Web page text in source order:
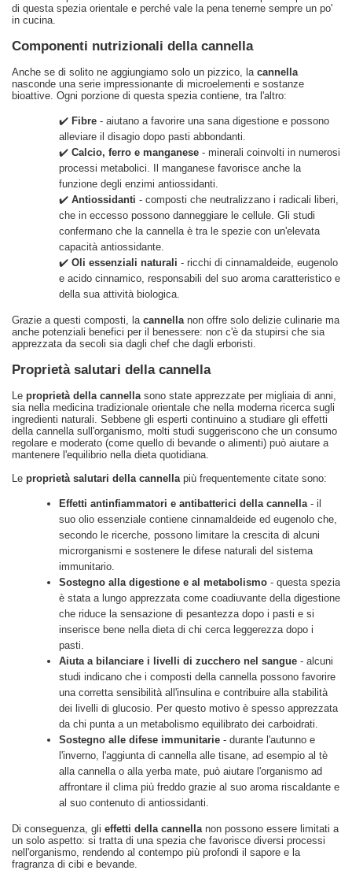
di questa spezia orientale e perché vale la pena tenerne sempre un po'
in cucina.
Componenti nutrizionali della cannella
Anche se di solito ne aggiungiamo solo un pizzico, la cannella
nasconde una serie impressionante di microelementi e sostanze
bioattive. Ogni porzione di questa spezia contiene, tra l'altro:
✔️ Fibre - aiutano a favorire una sana digestione e possono
alleviare il disagio dopo pasti abbondanti.
✔️ Calcio, ferro e manganese - minerali coinvolti in numerosi
processi metabolici. Il manganese favorisce anche la
funzione degli enzimi antiossidanti.
✔️ Antiossidanti - composti che neutralizzano i radicali liberi,
che in eccesso possono danneggiare le cellule. Gli studi
confermano che la cannella è tra le spezie con un'elevata
capacità antiossidante.
✔️ Oli essenziali naturali - ricchi di cinnamaldeide, eugenolo
e acido cinnamico, responsabili del suo aroma caratteristico e
della sua attività biologica.
Grazie a questi composti, la cannellanon offre solo delizie culinarie ma
anche potenziali benefici per il benessere: non c'è da stupirsi che sia
apprezzata da secoli sia dagli chef che dagli erboristi.
Proprietà salutari della cannella
Le proprietà della cannellasono state apprezzate per migliaia di anni,
sia nella medicina tradizionale orientale che nella moderna ricerca sugli
ingredienti naturali. Sebbene gli esperti continuino a studiare gli effetti
della cannella sull'organismo, molti studi suggeriscono che un consumo
regolare e moderato (come quello di bevande o alimenti) può aiutare a
mantenere l'equilibrio nella dieta quotidiana.
Le proprietà salutari della cannellapiù frequentemente citate sono:
Effetti antinfiammatori e antibatterici della cannella- il
suo olio essenziale contiene cinnamaldeide ed eugenolo che,
secondo le ricerche, possono limitare la crescita di alcuni
microrganismi e sostenere le difese naturali del sistema
immunitario.
Sostegno alla digestione e al metabolismo - questa spezia
è stata a lungo apprezzata come coadiuvante della digestione
che riduce la sensazione di pesantezza dopo i pasti e si
inserisce bene nella dieta di chi cerca leggerezza dopo i
pasti.
Aiuta a bilanciare i livelli di zucchero nel sangue - alcuni
studi indicano che i composti della cannella possono favorire
una corretta sensibilità all'insulina e contribuire alla stabilità
dei livelli di glucosio. Per questo motivo è spesso apprezzata
da chi punta a un metabolismo equilibrato dei carboidrati.
Sostegno alle difese immunitarie - durante l'autunno e
l'inverno, l'aggiunta di cannella alle tisane, ad esempio al tè
alla cannella o alla yerba mate, può aiutare l'organismo ad
affrontare il clima più freddo grazie al suo aroma riscaldante e
al suo contenuto di antiossidanti.
Di conseguenza, gli effetti della cannellanon possono essere limitati a
un solo aspetto: si tratta di una spezia che favorisce diversi processi
nell'organismo, rendendo al contempo più profondi il sapore e la
fragranza di cibi e bevande.